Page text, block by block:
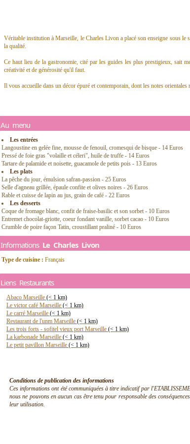
Véritable institution à Marseille, le Charles Livon a placé son enseigne sous le
la qualité.
Ce haut lieu de la gastronomie, cité par les guides les plus prestigieux, sait
créativité et de générosité qu'il faut.
Il vous accueille dans un décor épuré et contemporain, dont les notes orientales
Au menu
Les entrées
Langoustine en gelée fine, mousse de fenouil, cromesqui de bisque - 14 Euros
Pressé de foie gras "volaille et céleri", huile de truffe - 14 Euros
Tartare de palamide et noisette, guacamole de petits pois - 13 Euros
Les plats
La pêche du jour, émulsion safran-passion - 25 Euros
Selle d'agneau grillée, épaule confite et olives noires - 26 Euros
Rable et cuisse de lapin au jus, grain de café - 22 Euros
Les desserts
Coque de fromage blanc, confit de fraise-basilic et son sorbet - 10 Euros
Entremet chocolat-griotte, coeur fondant vanille, sorbet cacao - 10 Euros
Crumble de poire façon Tatin, croustillant praliné - 10 Euros
Informations Le Charles Livon
Type de cuisine : Français
Liens Restaurants
Abaco Marseille (< 1 km)
Le victor café Marseille (< 1 km)
Le carré Marseille (< 1 km)
Restaurant de l'unm Marseille (< 1 km)
Les trois forts - sofitel vieux port Marseille (< 1 km)
La karbonade Marseille (< 1 km)
Le petit pavillon Marseille (< 1 km)
Conditions de publication des informations
Ces informations ont été communiquées à titre indicatif par
nous ne pouvons en aucun cas être tenu pour responsable des
leur utilisation.